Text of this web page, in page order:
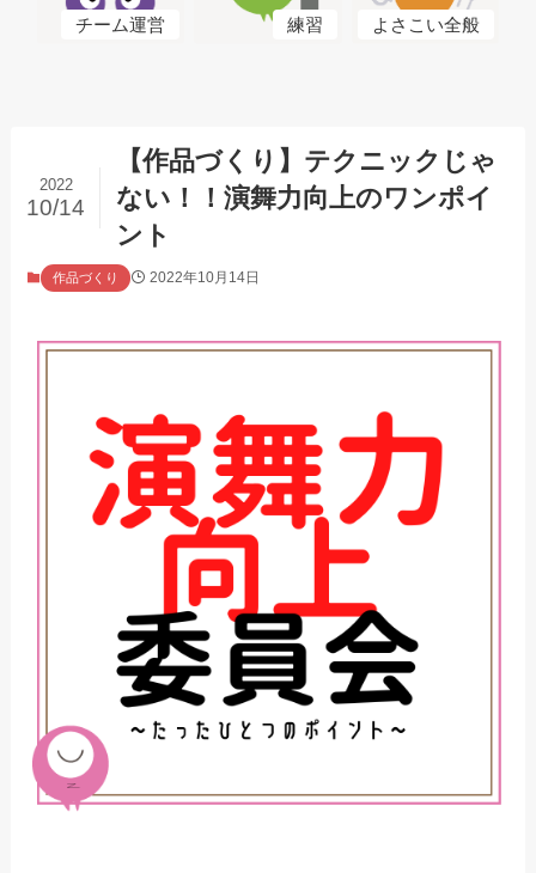
チーム運営 練習 よさこい全般
【作品づくり】テクニックじゃ
ない！！演舞力向上のワンポイ
ント
2022
10/14
作品づくり 2022年10月14日